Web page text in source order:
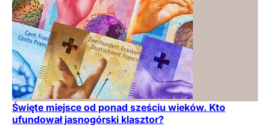
Święte miejsce od ponad sześciu wieków. Kto
ufundował jasnogórski klasztor?